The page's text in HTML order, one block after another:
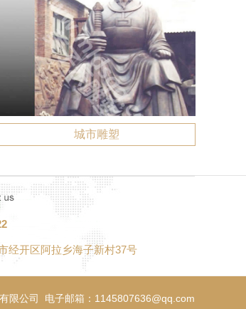
城市雕塑
经开区阿拉乡海子新村37号
限公司 电子邮箱：1145807636@qq.com